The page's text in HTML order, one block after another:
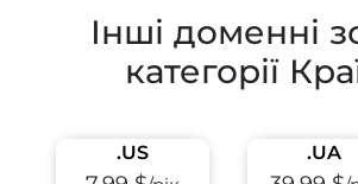
Інші доменні
категорії
.US .UA